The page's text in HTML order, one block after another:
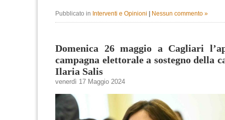
Pubblicato in Interventi e Opinioni | Nessun commento »
Domenica 26 maggio a Cagliari
campagna elettorale a sostegno della
Ilaria Salis
venerdì 17 Maggio 2024